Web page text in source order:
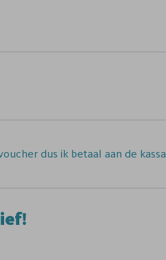
dus ik betaal aan de kassa